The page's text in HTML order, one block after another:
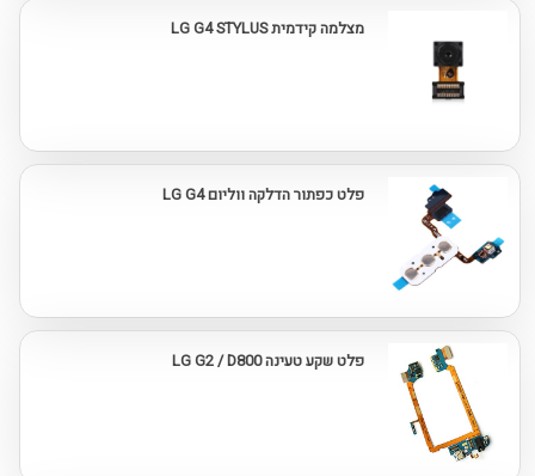
מצלמה קידמית LG G4 STYLUS
פלט כפתור הדלקה ווליום LG G4
פלט שקע טעינה LG G2 / D800